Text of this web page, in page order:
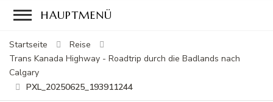
HAUPTMENÜ
Startseite
Reise
Trans Kanada Highway - Roadtrip durch die Badlands nach
Calgary
PXL_20250625_193911244